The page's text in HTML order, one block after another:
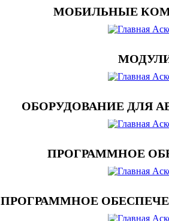
МОБИЛЬНЫЕ
ОБОРУДОВАНИЕ ДЛЯ
ПРОГРАММНОЕ
ПРОГРАММНОЕ